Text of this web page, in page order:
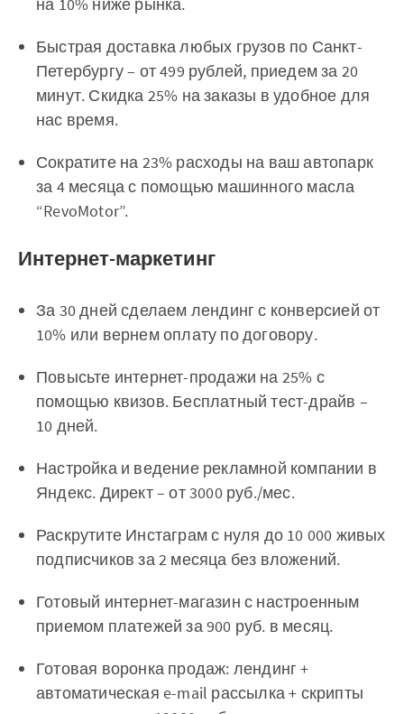
Быстрая доставка любых грузов по Санкт-
Петербургу – от 499 рублей, приедем за 20
минут. Скидка 25% на заказы в удобное для
нас время.
Сократите на 23% расходы на ваш автопарк
за 4 месяца с помощью машинного масла
“RevoMotor”.
Интернет-маркетинг
За 30 дней сделаем лендинг с конверсией от
10% или вернем оплату по договору.
Повысьте интернет-продажи на 25% с
помощью квизов. Бесплатный тест-драйв –
10 дней.
Настройка и ведение рекламной компании в
Яндекс. Директ – от 3000 руб./мес.
Раскрутите Инстаграм с нуля до 10 000 живых
подписчиков за 2 месяца без вложений.
Готовый интернет-магазин с настроенным
приемом платежей за 900 руб. в месяц.
Готовая воронка продаж: лендинг +
автоматическая e-mail рассылка + скрипты